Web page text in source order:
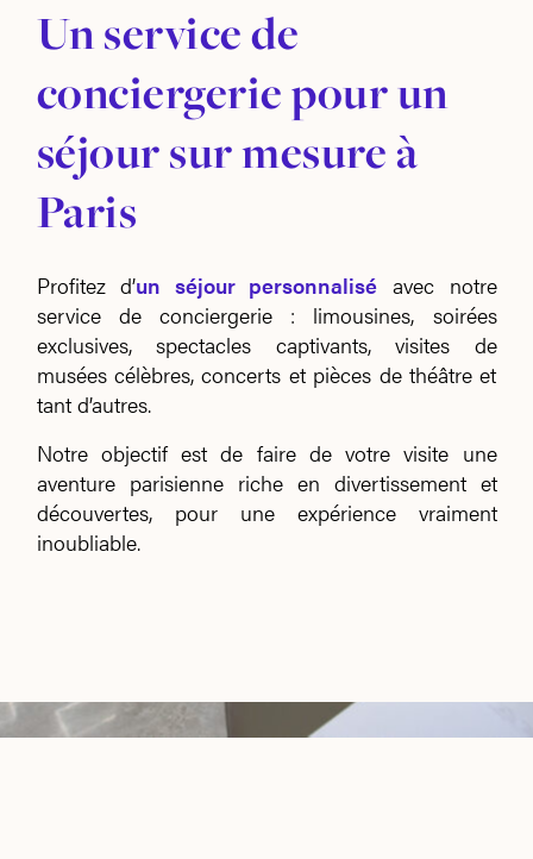
Un service de
conciergerie pour un
séjour sur mesure à
Paris
Profitez d’un séjour personnalisé avec notre
service de conciergerie : limousines, soirées
exclusives, spectacles captivants, visites de
musées célèbres, concerts et pièces de théâtre et
tant d’autres.
Notre objectif est de faire de votre visite une
aventure parisienne riche en divertissement et
découvertes, pour une expérience vraiment
inoubliable.